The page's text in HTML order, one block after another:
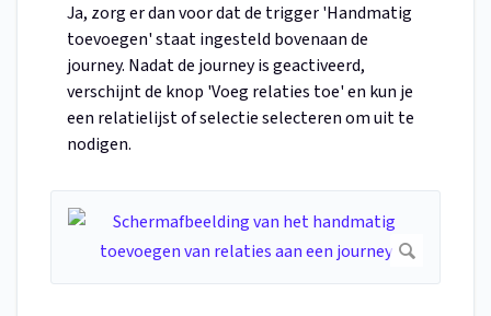
Ja, zorg er dan voor dat de trigger 'Handmatig
toevoegen' staat ingesteld bovenaan de
journey. Nadat de journey is geactiveerd,
verschijnt de knop 'Voeg relaties toe' en kun je
een relatielijst of selectie selecteren om uit te
nodigen.